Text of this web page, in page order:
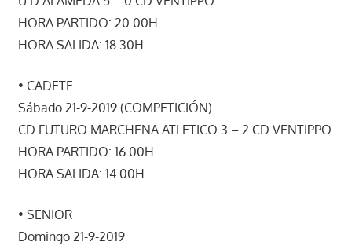
HORA PARTIDO: 20.00H
HORA SALIDA: 18.30H
• CADETE
Sábado 21-9-2019 (COMPETICIÓN)
CD FUTURO MARCHENA ATLETICO 3 – 2 CD VENTIPPO
HORA PARTIDO: 16.00H
HORA SALIDA: 14.00H
• SENIOR
Domingo 21-9-2019